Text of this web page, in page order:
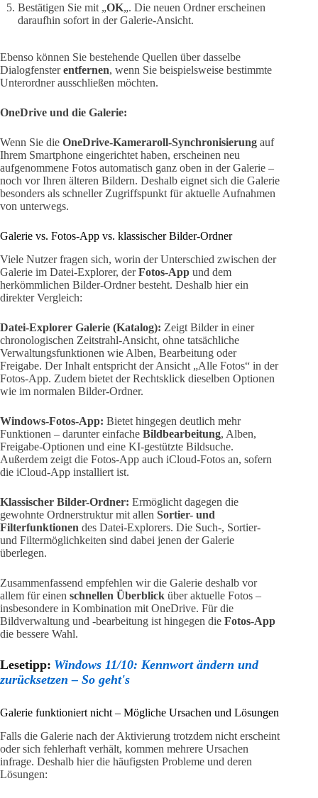
Bestätigen Sie mit „OK„. Die neuen Ordner erscheinen
daraufhin sofort in der Galerie-Ansicht.
Ebenso können Sie bestehende Quellen über dasselbe
Dialogfensterentfernen, wenn Sie beispielsweise bestimmte
Unterordner ausschließen möchten.
OneDrive und die Galerie:
Wenn Sie die OneDrive-Kameraroll-Synchronisierung auf
Ihrem Smartphone eingerichtet haben, erscheinen neu
aufgenommene Fotos automatisch ganz oben in der Galerie –
noch vor Ihren älteren Bildern. Deshalb eignet sich die Galerie
besonders als schneller Zugriffspunkt für aktuelle Aufnahmen
von unterwegs.
Galerie vs. Fotos-App vs. klassischer Bilder-Ordner
Viele Nutzer fragen sich, worin der Unterschied zwischen der
Galerie im Datei-Explorer, derFotos-App und dem
herkömmlichen Bilder-Ordner besteht. Deshalb hier ein
direkter Vergleich:
Datei-Explorer Galerie (Katalog): Zeigt Bilder in einer
chronologischen Zeitstrahl-Ansicht, ohne tatsächliche
Verwaltungsfunktionen wie Alben, Bearbeitung oder
Freigabe. Der Inhalt entspricht der Ansicht „Alle Fotos“ in der
Fotos-App. Zudem bietet der Rechtsklick dieselben Optionen
wie im normalen Bilder-Ordner.
Windows-Fotos-App: Bietet hingegen deutlich mehr
Funktionen – darunter einfache Bildbearbeitung, Alben,
Freigabe-Optionen und eine KI-gestützte Bildsuche.
Außerdem zeigt die Fotos-App auch iCloud-Fotos an, sofern
die iCloud-App installiert ist.
Klassischer Bilder-Ordner: Ermöglicht dagegen die
gewohnte Ordnerstruktur mit allen Sortier- und
Filterfunktionen des Datei-Explorers. Die Such-, Sortier-
und Filtermöglichkeiten sind dabei jenen der Galerie
überlegen.
Zusammenfassend empfehlen wir die Galerie deshalb vor
allem für einen schnellen Überblick über aktuelle Fotos –
insbesondere in Kombination mit OneDrive. Für die
Bildverwaltung und -bearbeitung ist hingegen die Fotos-App
die bessere Wahl.
Lesetipp: Windows 11/10: Kennwort ändern und
zurücksetzen – So geht's
Galerie funktioniert nicht – Mögliche Ursachen und Lösungen
Falls die Galerie nach der Aktivierung trotzdem nicht erscheint
oder sich fehlerhaft verhält, kommen mehrere Ursachen
infrage. Deshalb hier die häufigsten Probleme und deren
Lösungen: